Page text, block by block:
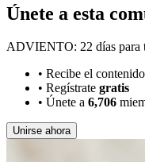
Únete a esta
ADVIENTO: 22 días para
• Recibe el contenido
• Regístrate gratis
• Únete a 6,706
Unirse ahora